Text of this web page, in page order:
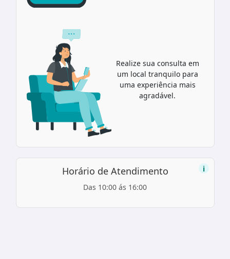
Realize sua consulta em
um local tranquilo para
uma experiência mais
agradável.
Horário de Atendimento
Das 10:00 ás 16:00
i